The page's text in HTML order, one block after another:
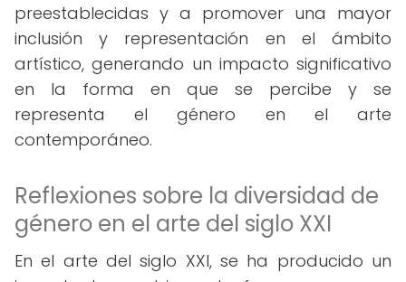
preestablecidas y a promover una mayor
inclusión y representación en el ámbito
artístico, generando un impacto significativo
en la forma en que se percibe y se
representa el género en el arte
contemporáneo.
Reflexiones sobre la diversidad de
género en el arte del siglo XXI
En el arte del siglo XXI, se ha producido un